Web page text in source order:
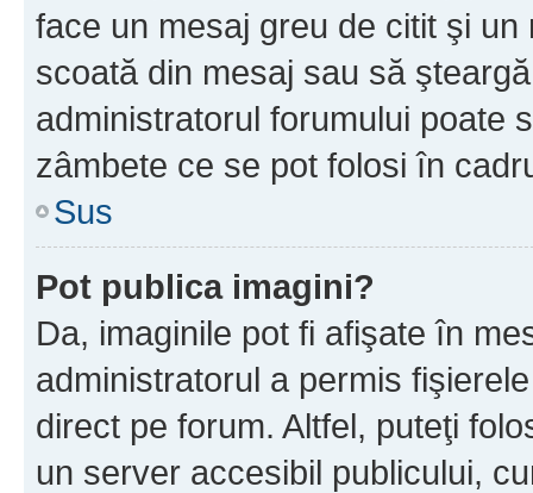
face un mesaj greu de citit şi
scoată din mesaj sau să
administratorul forumului poate
zâmbete ce se pot folosi în
Sus
Pot publica imagini?
Da, imaginile pot fi afişate în
administratorul a permis
direct pe forum. Altfel, puteţi
un server accesibil publicului,